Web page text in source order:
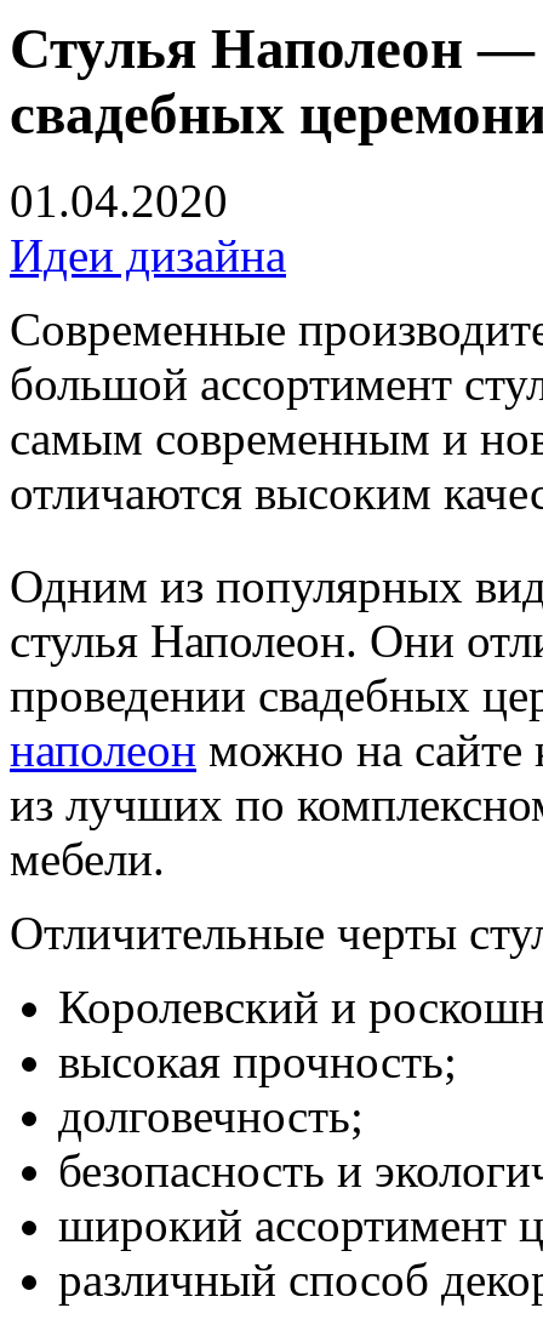
Стулья Наполеон —
свадебных
01.04.2020
Идеи дизайна
Современные
большой ассортимент
самым современным и
отличаются высоким
Одним из популярных
стулья Наполеон. Они
проведении свадебных
наполеон можно на сайте
из лучших по
мебели.
Отличительные черты
Королевский и
высокая прочность;
долговечность;
безопасность и
широкий ассортимент
различный способ